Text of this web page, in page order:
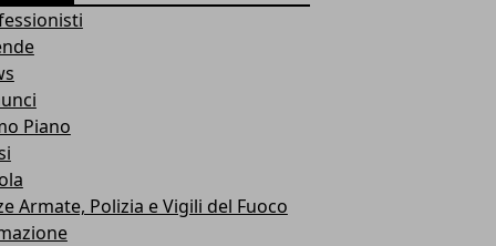
Piano
Armate, Polizia e Vigili del Fuoco